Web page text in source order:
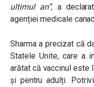
ultimul an”, a
agenției medicale
Sharma a precizat că
Statele Unite, care a
arătat că vaccinul este
și pentru adulți.